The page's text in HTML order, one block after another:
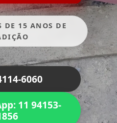
DE 15 ANOS DE
6060
11 94153-